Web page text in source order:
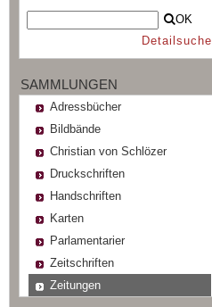
OK
Detailsuche
SAMMLUNGEN
Adressbücher
Bildbände
Christian von Schlözer
Druckschriften
Handschriften
Karten
Parlamentarier
Zeitschriften
Zeitungen